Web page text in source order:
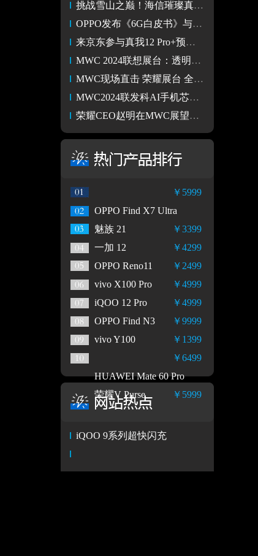
挑战雪山之巅！海信璀璨真空冰箱展现极致保鲜实力
OPPO发布《6G白皮书》与《6G安全白皮书》，展望AI+6G技术飞跃
来京东参与真我12 Pro+预售 赠半年碎屏险、两年电池焕新
MWC 2024联想展台：透明笔记本及柔性屏手机大秀肌肉
MWC现场直击 荣耀展台 全新荣耀MagicBook Pro16惊呆老外
MWC2024联发科AI手机芯片亮点多多
荣耀CEO赵明在MWC展望AI智能设备的未来
￥5999
OPPO Find X7 Ultra
￥3399
魅族 21
￥4299
一加 12
￥2499
OPPO Reno11
￥4999
vivo X100 Pro
￥4999
iQOO 12 Pro
￥9999
OPPO Find N3
￥1399
vivo Y100
￥6499
HUAWEI Mate 60 Pro
￥5999
荣耀V Purse
iQOO 9系列超快闪充